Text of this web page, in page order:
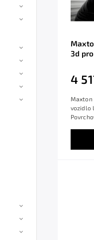
3d
4
Maxton
vozidlo